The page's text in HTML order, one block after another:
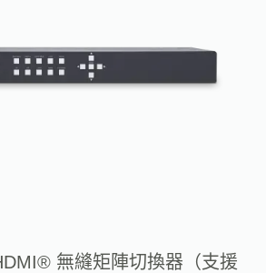
無縫矩陣切換器（支援